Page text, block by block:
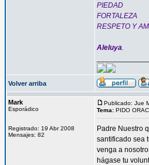
PIEDAD
FORTALEZA
RESPETO Y
Aleluya.
Volver arriba
Mark
Esporádico
Registrado: 19 Abr 2008
Mensajes: 82
Publicado: Jue
Tema: PIDO
Padre Nuestro
santificado sea
venga a
hágase tu